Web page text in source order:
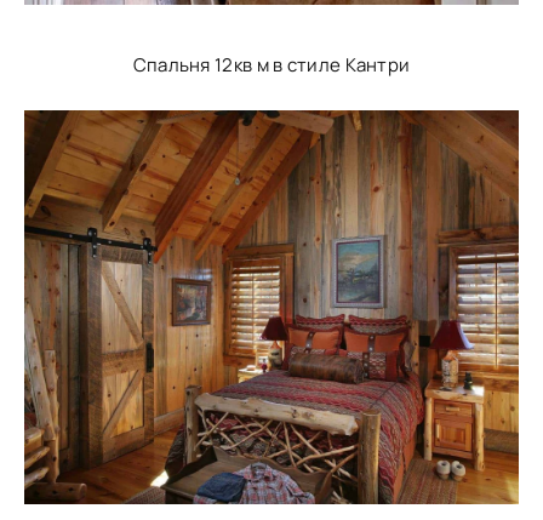
Спальня 12кв м в стиле Кантри